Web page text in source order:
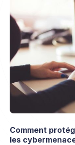
Comment
les